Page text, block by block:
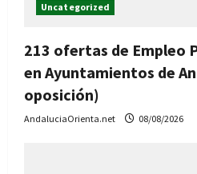
Uncategorized
213 ofertas de Empleo
en Ayuntamientos de
oposición)
AndaluciaOrienta.net 08/08/2026